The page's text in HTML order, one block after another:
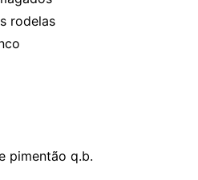
rodelas
pimentão q.b.